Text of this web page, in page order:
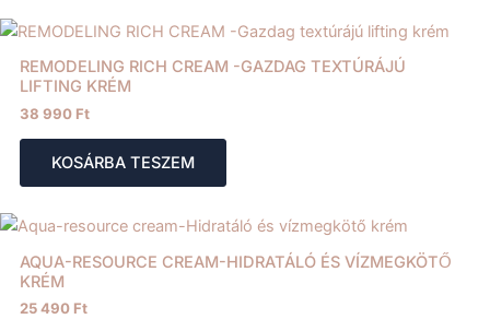
REMODELING RICH CREAM -GAZDAG TEXTÚRÁJÚ
LIFTING KRÉM
38 990 Ft
KOSÁRBA TESZEM
AQUA-RESOURCE CREAM-HIDRATÁLÓ ÉS VÍZMEGKÖTŐ
KRÉM
25 490 Ft